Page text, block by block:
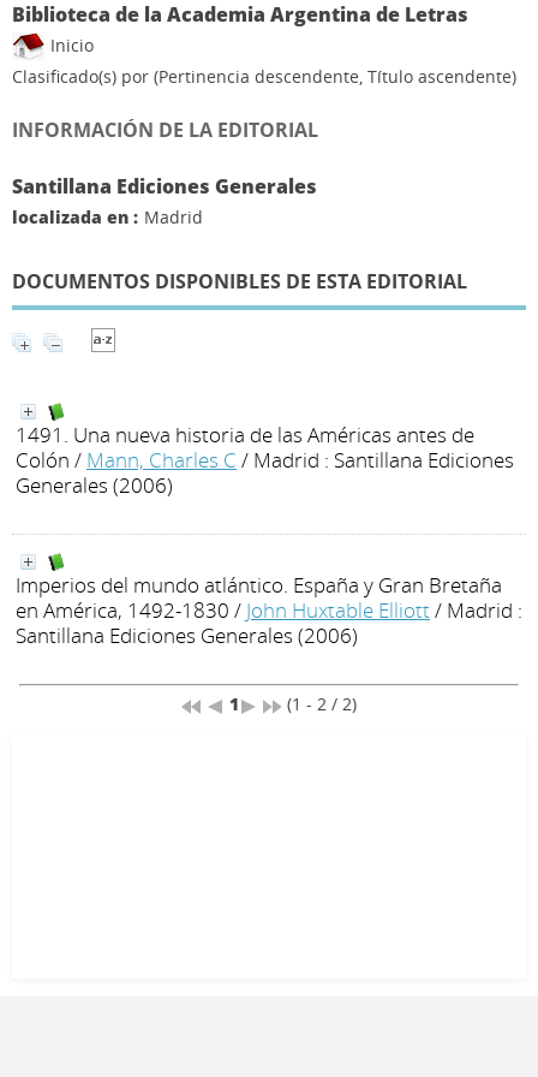
Biblioteca de la Academia Argentina de Letras
Inicio
Clasificado(s) por (Pertinencia descendente, Título ascendente)
INFORMACIÓN DE LA EDITORIAL
Santillana Ediciones Generales
localizada en : Madrid
DOCUMENTOS DISPONIBLES DE ESTA EDITORIAL
1491. Una nueva historia de las Américas antes de
Colón / Mann, Charles C / Madrid : Santillana Ediciones
Generales (2006)
Imperios del mundo atlántico. España y Gran Bretaña
en América, 1492-1830 / John Huxtable Elliott/ Madrid :
Santillana Ediciones Generales (2006)
1 (1 - 2 / 2)